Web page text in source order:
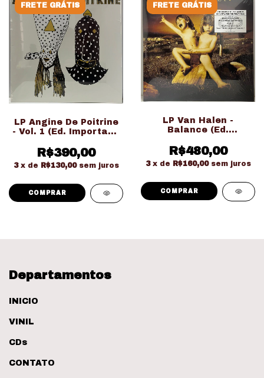
FRETE GRÁTIS
LP Angine De Poitrine
- Vol. 1 (Ed. Importado
R$390,00
3 x de R$130,00 sem juros
FRETE GRÁTIS
LP Van Halen -
Balance (Ed.
Duplo LACRADO!!!)
R$480,00
3 x de R$160,00 sem juros
Departamentos
INICIO
VINIL
CDs
CONTATO